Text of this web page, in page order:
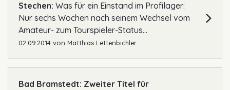
Stechen: Was für ein Einstand im Profilager:
Nur sechs Wochen nach seinem Wechsel vom
Amateur- zum Tourspieler-Status...
02.09.2014 von Matthias Lettenbichler
Bad Bramstedt: Zweiter Titel für